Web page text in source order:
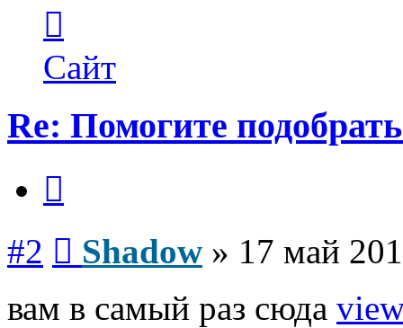
пользователя
Shadow
Сайт
Re: Помогите
#2 Shadow » 17 май
вам в самый раз сюда